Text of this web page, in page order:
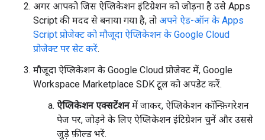
अगर आपको जिस ऐप्लिकेशन इंटिग्रेशन को जोड़ना है उसे Apps
Script की मदद से बनाया गया है, तो अपने ऐड-ऑन के Apps
Script प्रोजेक्ट को मौजूदा ऐप्लिकेशन के Google Cloud
प्रोजेक्ट पर सेट करें.
मौजूदा ऐप्लिकेशन के Google Cloud प्रोजेक्ट में, Google
Workspace Marketplace SDK टूल को अपडेट करें.
ऐप्लिकेशन एक्सटेंशनमें जाकर, ऐप्लिकेशन कॉन्फ़िगरेशन
पेज पर, जोड़ने के लिए ऐप्लिकेशन इंटिग्रेशन चुनें और उससे
जुड़े फ़ील्ड भरें.